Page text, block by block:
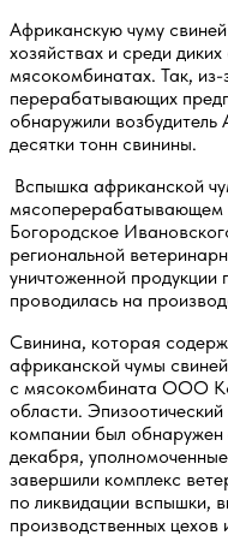
Африканскую чуму
хозяйствах и среди
мясокомбинатах. Так,
перерабатывающих
обнаружили
десятки тонн свинины.
Вспышка африканской
мясоперерабатывающем
Богородское
региональной
уничтоженной продукции
проводилась на
Свинина, которая
африканской чумы
с мясокомбината ООО
области.
компании был обнаружен
декабря,
завершили комплекс
по ликвидации вспышки,
производственных цехов